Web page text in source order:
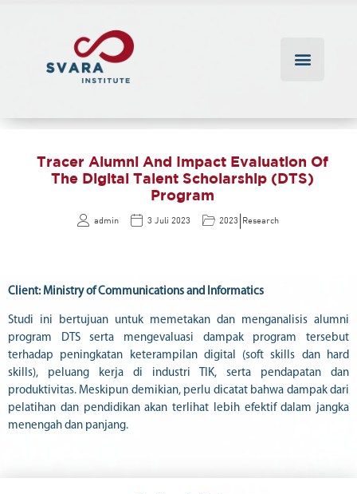
Tracer Alumni And Impact Evaluation Of
The Digital Talent Scholarship (DTS)
Program
admin 3 Juli 2023 2023 Research
Client: Ministry of Communications and Informatics
Studi ini bertujuan untuk memetakan dan menganalisis alumni
program DTS serta mengevaluasi dampak program tersebut
terhadap peningkatan keterampilan digital (soft skills dan hard
skills), peluang kerja di industri TIK, serta pendapatan dan
produktivitas. Meskipun demikian, perlu dicatat bahwa dampak dari
pelatihan dan pendidikan akan terlihat lebih efektif dalam jangka
menengah dan panjang.